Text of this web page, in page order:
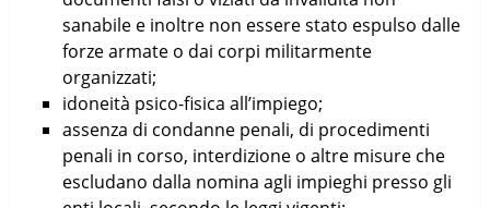
sanabile e inoltre non essere stato espulso dalle
forze armate o dai corpi militarmente
organizzati;
idoneità psico-fisica all’impiego;
assenza di condanne penali, di procedimenti
penali in corso, interdizione o altre misure che
escludano dalla nomina agli impieghi presso gli